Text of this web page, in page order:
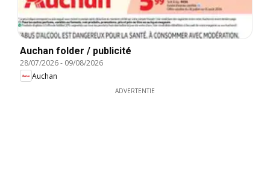
Auchan folder / publicité
28/07/2026- 09/08/2026
Auchan
ADVERTENTIE